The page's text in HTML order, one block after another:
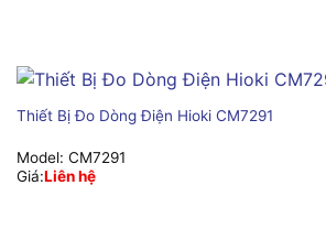
Thiết Bị Đo Dòng Điện Hioki CM7291
Model: CM7291
Giá:Liên hệ